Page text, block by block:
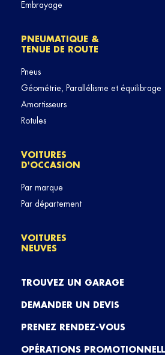
Embrayage
PNEUMATIQUE &
TENUE DE ROUTE
Pneus
Géométrie, Parallélisme et équilibrage
Amortisseurs
Rotules
VOITURES
D'OCCASION
Par marque
Par département
VOITURES
NEUVES
TROUVEZ UN GARAGE
DEMANDER UN DEVIS
PRENEZ RENDEZ-VOUS
OPÉRATIONS